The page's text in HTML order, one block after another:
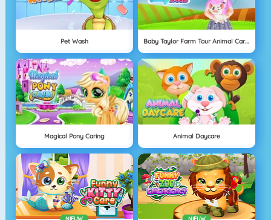
Pet Wash Baby Taylor Farm Tour Animal Caring
Magical Pony Caring Animal Daycare
NIEUW NIEUW